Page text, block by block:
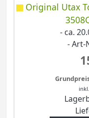
Original Utax
- ca.
- Art-